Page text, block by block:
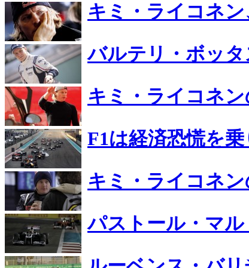
キミ・ライコネ
バルテリ・ボッ
キミ・ライコネ
F1は経済恐慌を
キミ・ライコネ
パストール・マル